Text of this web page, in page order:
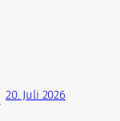
20. Juli 2026